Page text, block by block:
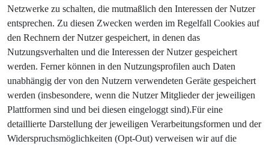
Netzwerke zu schalten, die mutmaßlich den Interessen der Nutzer
entsprechen. Zu diesen Zwecken werden im Regelfall Cookies auf
den Rechnern der Nutzer gespeichert, in denen das
Nutzungsverhalten und die Interessen der Nutzer gespeichert
werden. Ferner können in den Nutzungsprofilen auch Daten
unabhängig der von den Nutzern verwendeten Geräte gespeichert
werden (insbesondere, wenn die Nutzer Mitglieder der jeweiligen
Plattformen sind und bei diesen eingeloggt sind).Für eine
detaillierte Darstellung der jeweiligen Verarbeitungsformen und der
Widerspruchsmöglichkeiten (Opt-Out) verweisen wir auf die